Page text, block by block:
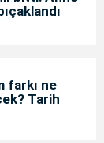
farkı ne
Tarih